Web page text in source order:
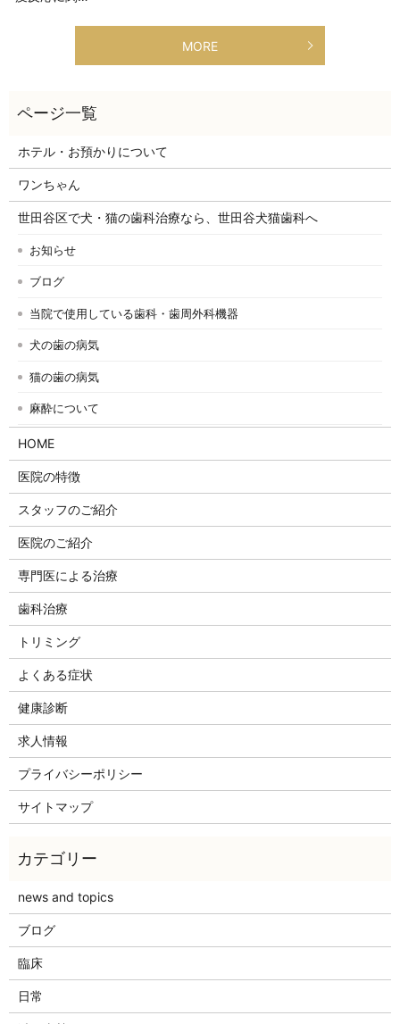
MORE
ホテル・お預かりについて
ワンちゃん
世田谷区で犬・猫の歯科治療なら、世田谷犬猫歯科へ
お知らせ
ブログ
当院で使用している歯科・歯周外科機器
犬の歯の病気
猫の歯の病気
麻酔について
HOME
医院の特徴
スタッフのご紹介
医院のご紹介
専門医による治療
歯科治療
トリミング
よくある症状
健康診断
求人情報
プライバシーポリシー
サイトマップ
news and topics
ブログ
臨床
日常